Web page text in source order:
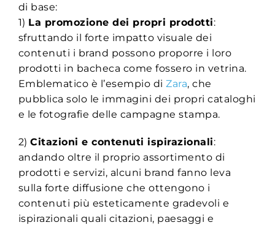
di base:
1) La promozione dei propri prodotti:
sfruttando il forte impatto visuale dei
contenuti i brand possono proporre i loro
prodotti in bacheca come fossero in vetrina.
Emblematico è l’esempio diZara, che
pubblica solo le immagini dei propri cataloghi
e le fotografie delle campagne stampa.
2)Citazioni e contenuti ispirazionali:
andando oltre il proprio assortimento di
prodotti e servizi, alcuni brand fanno leva
sulla forte diffusione che ottengono i
contenuti più esteticamente gradevoli e
ispirazionali quali citazioni, paesaggi e